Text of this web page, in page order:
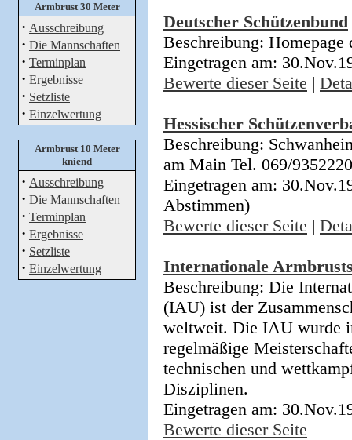
Armbrust 30 Meter
· Ausschreibung
· Die Mannschaften
· Terminplan
· Ergebnisse
· Setzliste
· Einzelwertung
Armbrust 10 Meter
kniend
· Ausschreibung
· Die Mannschaften
· Terminplan
· Ergebnisse
· Setzliste
· Einzelwertung
Deutscher Schützenbund
Beschreibung: Homepage
Eingetragen am:
Bewerte dieser Seite |
Hessischer
Beschreibung:
am Main Tel. 069/
Eingetragen am:
Abstimmen)
Bewerte dieser Seite |
Internationale
Beschreibung: Die
(IAU) ist der
weltweit. Die IAU wurde
regelmäßige
technischen und
Disziplinen.
Eingetragen am:
Bewerte dieser Seite